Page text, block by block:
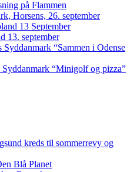
på Flammen
Horsens, 26. september
13 September
13. september
“Sammen i Odense
“Minigolf og pizza”
kreds til sommerrevy og
Blå Planet